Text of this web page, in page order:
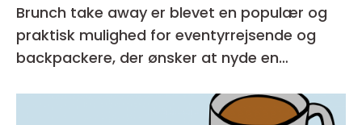
Brunch take away er blevet en populær og
praktisk mulighed for eventyrrejsende og
backpackere, der ønsker at nyde en